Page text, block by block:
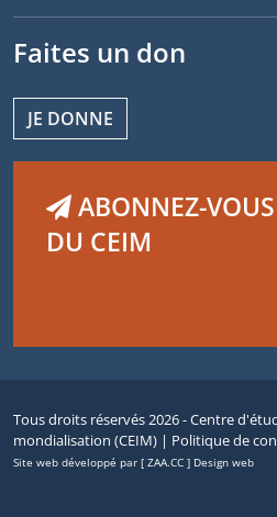
Faites un don
JE DONNE
ABONNEZ-
DU CEIM
Tous droits réservés 2026 - Centre
mondialisation (CEIM) | Politique de
Site web développé par [ ZAA.CC ] Design web